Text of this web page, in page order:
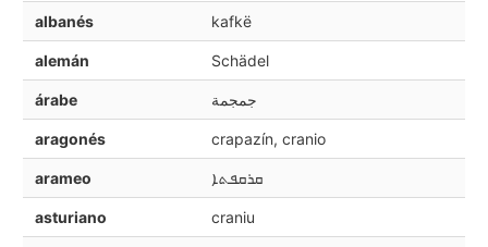
albanés kafkë
alemán Schädel
árabe جمجمة
aragonés crapazín, cranio
arameo ܩܪܩܦܬܐ
asturiano craniu